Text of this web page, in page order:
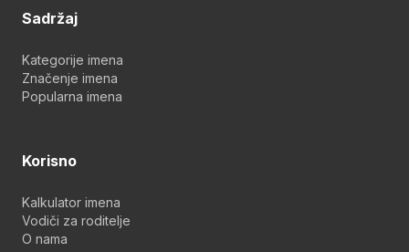
Sadržaj
Kategorije imena
Značenje imena
Popularna imena
Korisno
Kalkulator imena
Vodiči za roditelje
O nama